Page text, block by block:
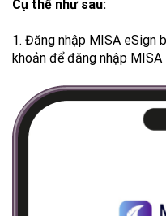
Cụ thể như sau:
1. Đăng nhập MISA eSign
khoản để đăng nhập MISA